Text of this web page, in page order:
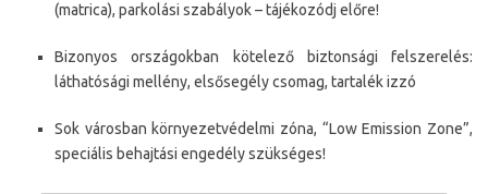
(matrica), parkolási szabályok – tájékozódj előre!
Bizonyos országokban kötelező biztonsági felszerelés:
láthatósági mellény, elsősegély csomag, tartalék izzó
Sok városban környezetvédelmi zóna, “Low Emission Zone”,
speciális behajtási engedély szükséges!